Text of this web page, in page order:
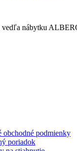
vedľa nábytku
obchodné podmienky
poriadok